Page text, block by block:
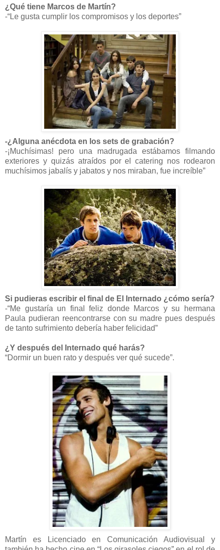
¿Qué tiene Marcos de Martín?
-“Le gusta cumplir los compromisos y los deportes”
-¿Alguna anécdota en los sets de grabación?
-¡Muchísimas! pero una madrugada estábamos filmando
exteriores y quizás atraídos por el catering nos rodearon
muchísimos jabalís y jabatos y nos miraban, fue increíble”
Si pudieras escribir el final de El Internado ¿cómo sería?
-“Me gustaría un final feliz donde Marcos y su hermana
Paula pudieran reencontrarse con su madre pues después
de tanto sufrimiento debería haber felicidad”
¿Y después del Internado qué harás?
“Dormir un buen rato y después ver qué sucede”.
Martín es Licenciado en Comunicación Audiovisual y